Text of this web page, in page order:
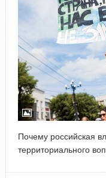
Почему российская
территориального